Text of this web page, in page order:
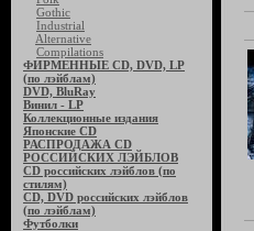
Gothic
Industrial
Alternative
Compilations
ФИРМЕННЫЕ CD, DVD, LP
(по лэйблам)
DVD, BluRay
Винил - LP
Коллекционные издания
Японские CD
РАСПРОДАЖА CD
РОССИЙСКИХ ЛЭЙБЛОВ
CD российских лэйблов (по
стилям)
CD, DVD российских лэйблов
(по лэйблам)
Футболки